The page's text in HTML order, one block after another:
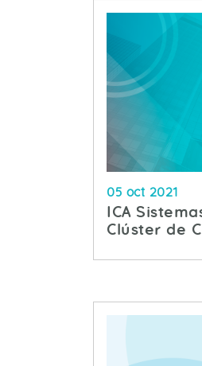
05 oct 2021
ICA
Clúster de